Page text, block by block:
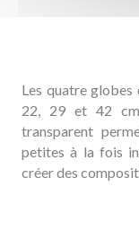
Les quatre
22, 29 et 42
transparent
petites à la fois
créer des